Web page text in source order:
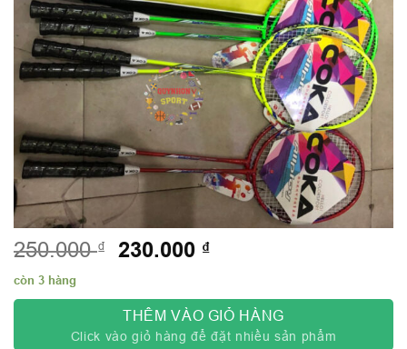
250.000₫
Giá
250.000 ₫.
230.000 ₫Giá
là:
230.000 ₫.
còn 3 hàng
THÊM VÀO GIỎ HÀNG
Click vào giỏ hàng để đặt nhiều sản phẩm